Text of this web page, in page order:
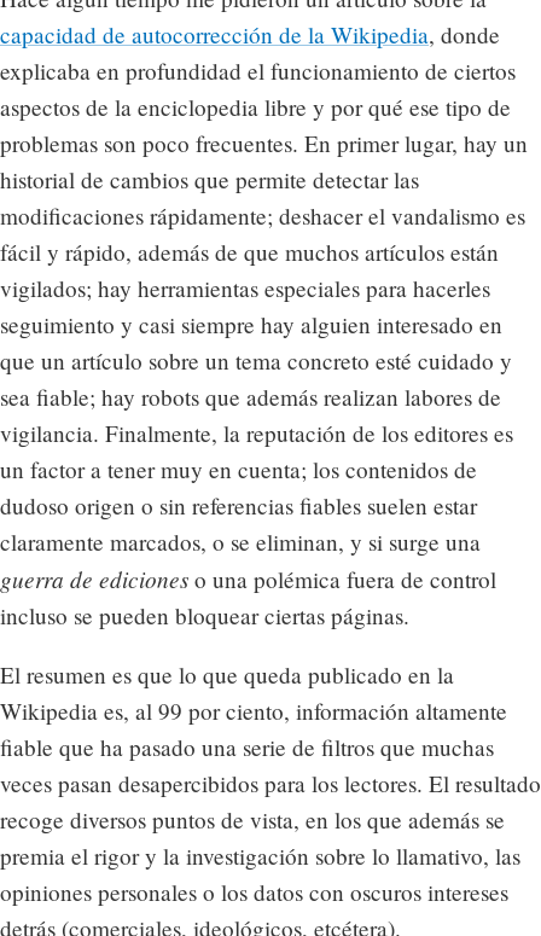
capacidad de autocorrección de la Wikipedia, donde
explicaba en profundidad el funcionamiento de ciertos
aspectos de la enciclopedia libre y por qué ese tipo de
problemas son poco frecuentes. En primer lugar, hay un
historial de cambios que permite detectar las
modificaciones rápidamente; deshacer el vandalismo es
fácil y rápido, además de que muchos artículos están
vigilados; hay herramientas especiales para hacerles
seguimiento y casi siempre hay alguien interesado en
que un artículo sobre un tema concreto esté cuidado y
sea fiable; hay robots que además realizan labores de
vigilancia. Finalmente, la reputación de los editores es
un factor a tener muy en cuenta; los contenidos de
dudoso origen o sin referencias fiables suelen estar
claramente marcados, o se eliminan, y si surge una
guerra de ediciones o una polémica fuera de control
incluso se pueden bloquear ciertas páginas.
El resumen es que lo que queda publicado en la
Wikipedia es, al 99 por ciento, información altamente
fiable que ha pasado una serie de filtros que muchas
veces pasan desapercibidos para los lectores. El resultado
recoge diversos puntos de vista, en los que además se
premia el rigor y la investigación sobre lo llamativo, las
opiniones personales o los datos con oscuros intereses
detrás (comerciales, ideológicos, etcétera).